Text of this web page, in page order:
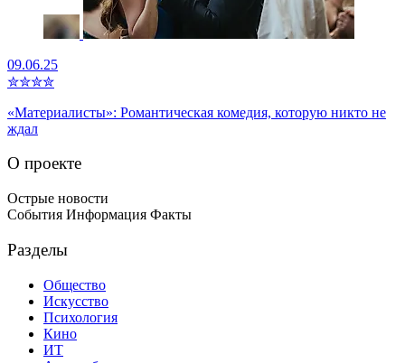
09.06.25
✮✮✮✮
«Материалисты»: Романтическая комедия, которую никто не
ждал
О проекте
Острые новости
События Информация Факты
Разделы
Общество
Искусство
Психология
Кино
ИТ